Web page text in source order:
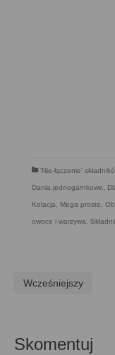
'Nie-łączenie'
Dania jednogarnkowe
Kolacja Mega proste
owoce i warzywa
Wcześniejszy
Skomentuj